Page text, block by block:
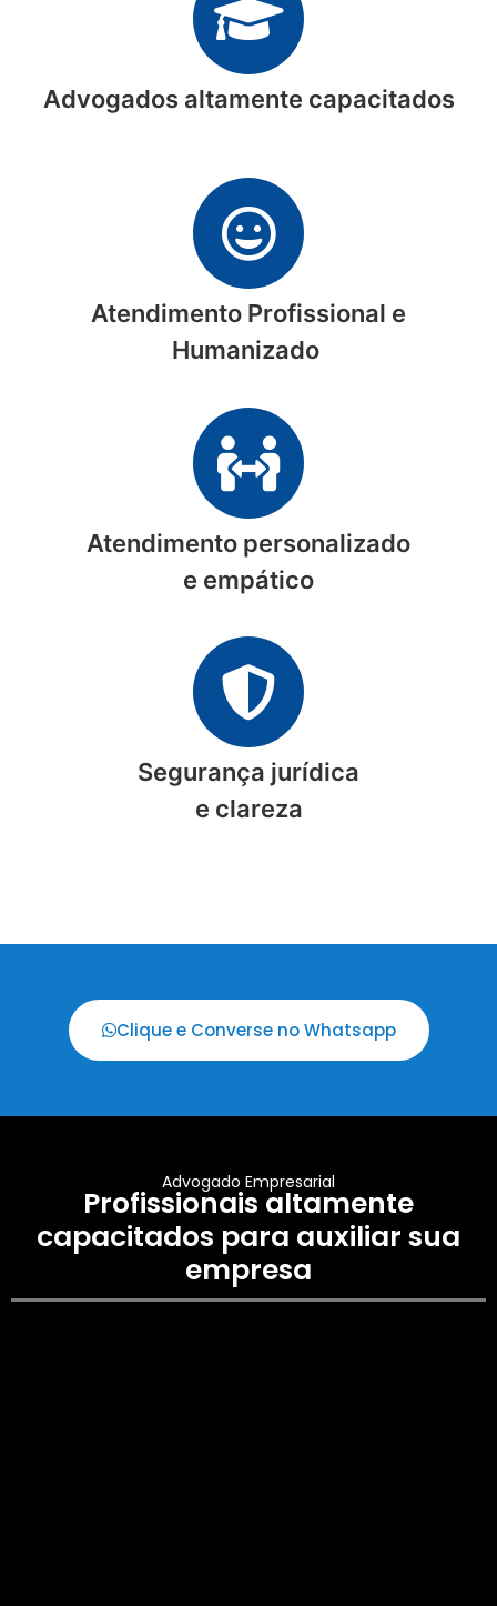
Advogados altamente capacitados
Atendimento Profissional e
Humanizado
Atendimento personalizado
e empático
Segurança jurídica
e clareza
Clique e Converse no Whatsapp
Advogado Empresarial
Profissionais altamente
capacitados para auxiliar sua
empresa